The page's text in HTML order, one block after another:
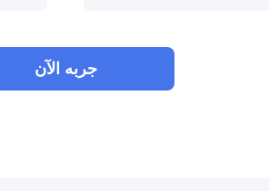
جربه الآن